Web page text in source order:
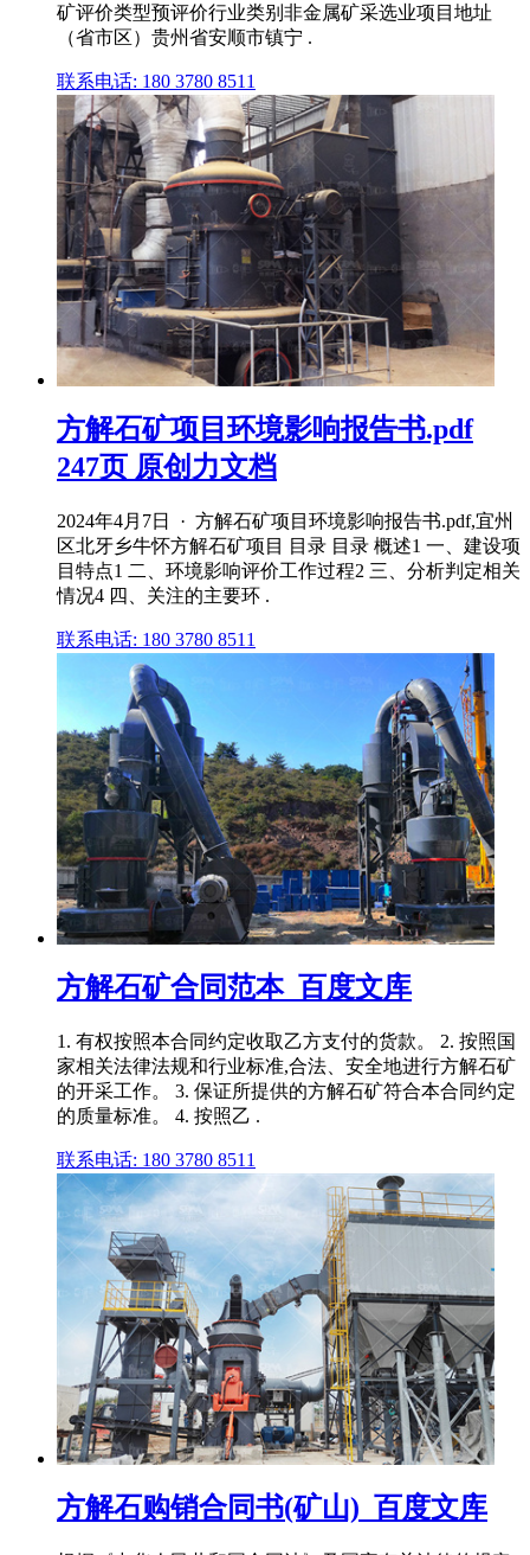
矿评价类型预评价行业类别非金属矿采选业项目地址
（省市区）贵州省安顺市镇宁 .
联系电话: 180 3780 8511
方解石矿项目环境影响报告书.pdf
247页 原创力文档
2024年4月7日 · 方解石矿项目环境影响报告书.pdf,宜州
区北牙乡牛怀方解石矿项目 目录 目录 概述1 一、建设项
目特点1 二、环境影响评价工作过程2 三、分析判定相关
情况4 四、关注的主要环 .
联系电话: 180 3780 8511
方解石矿合同范本_百度文库
1. 有权按照本合同约定收取乙方支付的货款。 2. 按照国
家相关法律法规和行业标准,合法、安全地进行方解石矿
的开采工作。 3. 保证所提供的方解石矿符合本合同约定
的质量标准。 4. 按照乙 .
联系电话: 180 3780 8511
方解石购销合同书(矿山)_百度文库